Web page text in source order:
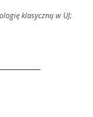
klasyczną w UJ;